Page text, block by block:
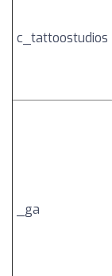
c_tattoostudios
_ga